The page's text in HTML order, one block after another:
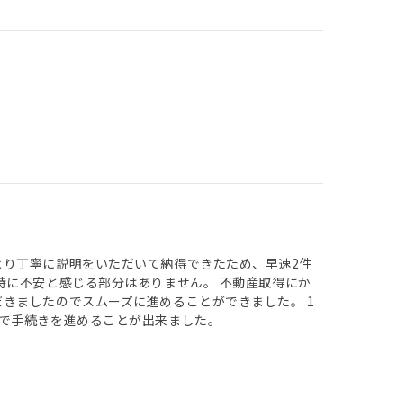
丁寧に説明をいただいて納得できたため、早速2件
不安と感じる部分はありません。 不動産取得にか
ましたのでスムーズに進めることができました。 1
続きを進めることが出来ました。